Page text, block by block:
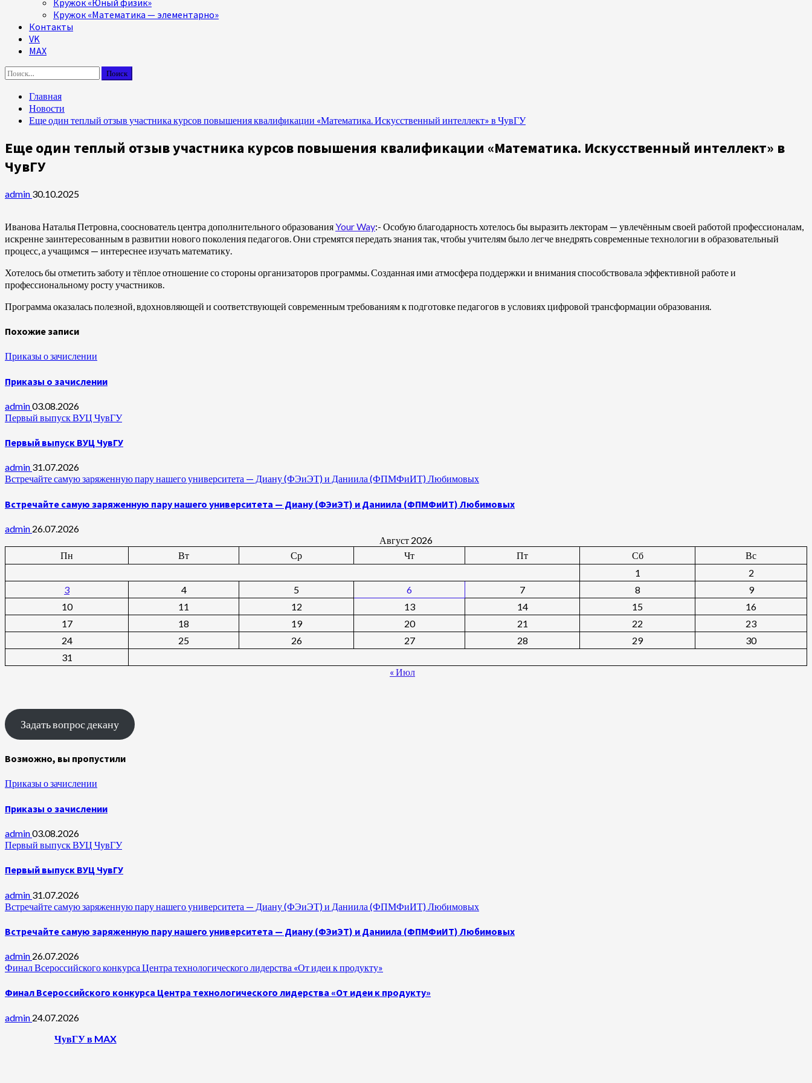
Кружок «Юный физик»
Кружок «Математика — элементарно»
Контакты
VK
MAX
Найти:
Главная
Новости
Еще один теплый отзыв участника курсов повышения квалификации «Математика. Искусственный интеллект» в ЧувГУ
Еще один теплый отзыв участника курсов повышения квалификации «Математика. Искусственный интеллект» в
ЧувГУ
admin 30.10.2025
Иванова Наталья Петровна, сооснователь центра дополнительного образованияYour Way:- Особую благодарность хотелось бы выразить лекторам — увлечённым своей работой профессионалам,
искренне заинтересованным в развитии нового поколения педагогов. Они стремятся передать знания так, чтобы учителям было легче внедрять современные технологии в образовательный
процесс, а учащимся — интереснее изучать математику.
Хотелось бы отметить заботу и тёплое отношение со стороны организаторов программы. Созданная ими атмосфера поддержки и внимания способствовала эффективной работе и
профессиональному росту участников.
Программа оказалась полезной, вдохновляющей и соответствующей современным требованиям к подготовке педагогов в условиях цифровой трансформации образования.
Похожие записи
Приказы о зачислении
Приказы о зачислении
admin03.08.2026
Первый выпуск ВУЦ ЧувГУ
Первый выпуск ВУЦ ЧувГУ
admin 31.07.2026
Встречайте самую заряженную пару нашего университета — Диану (ФЭиЭТ) и Даниила (ФПМФиИТ) Любимовых
Встречайте самую заряженную пару нашего университета — Диану (ФЭиЭТ) и Даниила (ФПМФиИТ) Любимовых
admin 26.07.2026
Август 2026
Пн
Вт Ср Чт Пт Сб
Вс
1
2
3
4 5 6 7 8
9
10
11 12 13 14 15
16
17
18 19 20 21 22
23
24
25 26 27 28 29
30
31
« Июл
Задать вопрос декану
Возможно, вы пропустили
Приказы о зачислении
Приказы о зачислении
admin03.08.2026
Первый выпуск ВУЦ ЧувГУ
Первый выпуск ВУЦ ЧувГУ
admin 31.07.2026
Встречайте самую заряженную пару нашего университета — Диану (ФЭиЭТ) и Даниила (ФПМФиИТ) Любимовых
Встречайте самую заряженную пару нашего университета — Диану (ФЭиЭТ) и Даниила (ФПМФиИТ) Любимовых
admin 26.07.2026
Финал Всероссийского конкурса Центра технологического лидерства «От идеи к продукту»
Финал Всероссийского конкурса Центра технологического лидерства «От идеи к продукту»
admin 24.07.2026
ЧувГУ в MAX